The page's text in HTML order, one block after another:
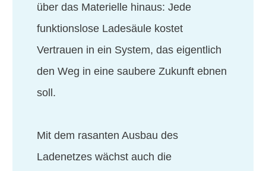
über das Materielle hinaus: Jede
funktionslose Ladesäule kostet
Vertrauen in ein System, das eigentlich
den Weg in eine saubere Zukunft ebnen
soll.
Mit dem rasanten Ausbau des
Ladenetzes wächst auch die